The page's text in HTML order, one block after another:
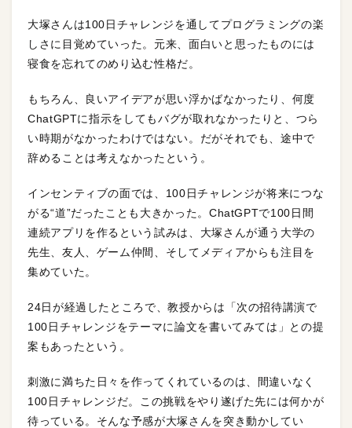
大塚さんは100日チャレンジを通してプログラミングの楽
しさに目覚めていった。元来、面白いと思ったものには
寝食を忘れてのめり込む性格だ。
もちろん、良いアイデアが思い浮かばなかったり、何度
ChatGPTに指示をしてもバグが取れなかったりと、つら
い時期がなかったわけではない。だがそれでも、途中で
辞めることは考えなかったという。
インセンティブの面では、100日チャレンジが将来につな
がる“道”だったことも大きかった。ChatGPTで100日間
連続アプリを作るという試みは、大塚さんが通う大学の
先生、友人、ゲーム仲間、そしてメディアからも注目を
集めていた。
24日が経過したところで、教授からは「次の招待講演で
100日チャレンジをテーマに論文を書いてみては」との提
案もあったという。
刺激に満ちた日々を作ってくれているのは、間違いなく
100日チャレンジだ。この挑戦をやり遂げた先には何かが
待っている。そんな予感が大塚さんを突き動かしてい